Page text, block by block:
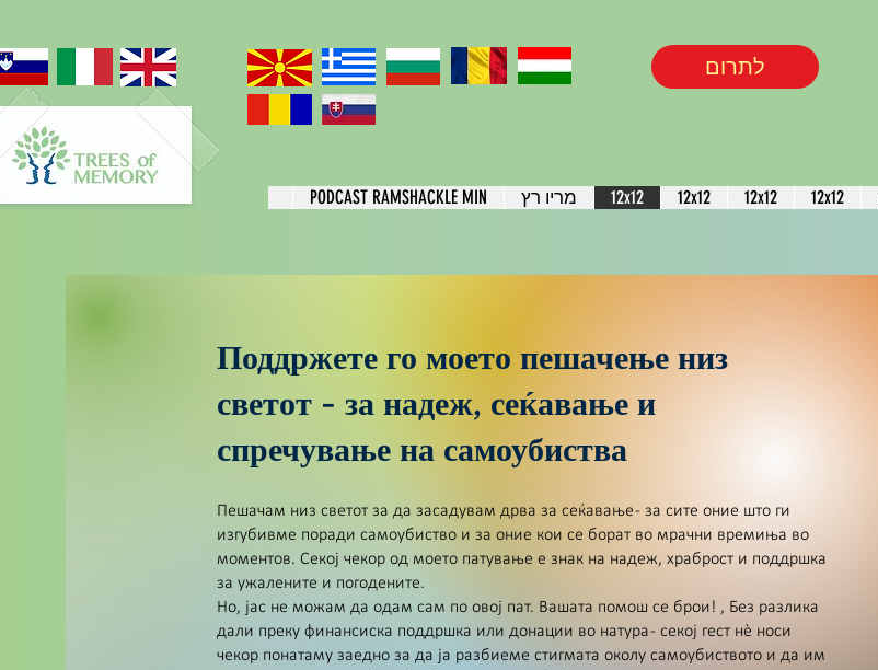
לתרום
PODCAST RAMSHACKLE MIN מריו רץ 12x12 12x12 12x12 12x12
Поддржете го моето пешачење низ
светот - за надеж, сеќавање и
спречување на самоубиства
Пешачам низ светот за да засадувам дрва за сеќавање - за сите оние што ги
изгубивме поради самоубиство и за оние кои се борат во мрачни времиња во
моментов. Секој чекор од моето патување е знак на надеж, храброст и поддршка
за ужалените и погодените.
Но, јас не можам да одам сам по овој пат. Вашата помош се брои! , Без разлика
дали преку финансиска поддршка или донации во натура - секој гест нè носи
чекор понатаму заедно за да ја разбиеме стигмата околу самоубиството и да им